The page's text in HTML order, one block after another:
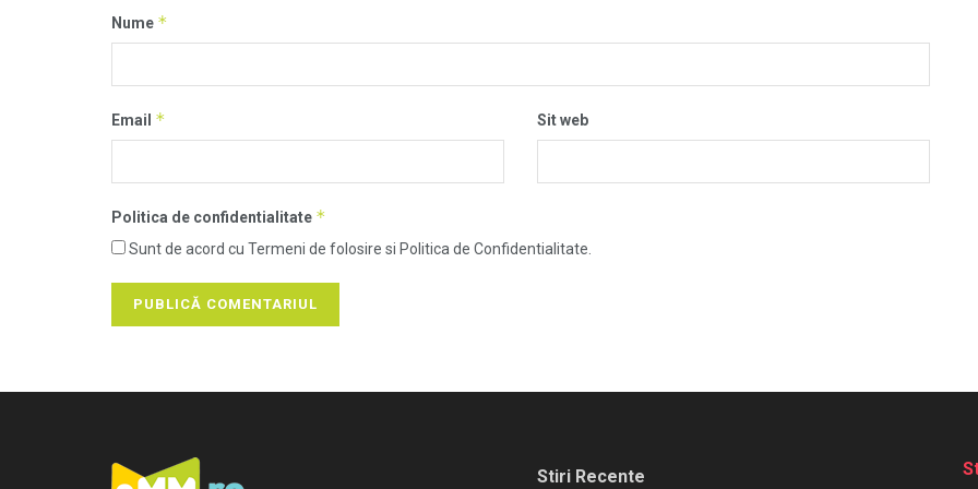
Nume *
Email * Sit web
Politica de confidentialitate *
Sunt de acord cu Termeni de folosire si Politica de Confidentialitate.
Stiri Recente